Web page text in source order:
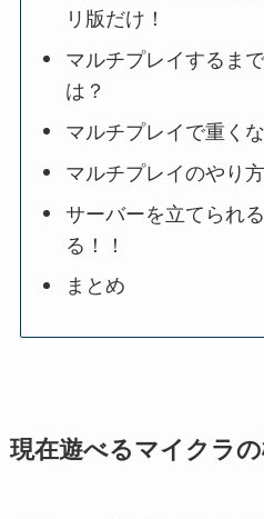
リ版だけ！
マルチプレイするま
は？
マルチプレイで重く
マルチプレイのやり方
サーバーを立てられ
る！！
まとめ
現在遊べるマイクラ